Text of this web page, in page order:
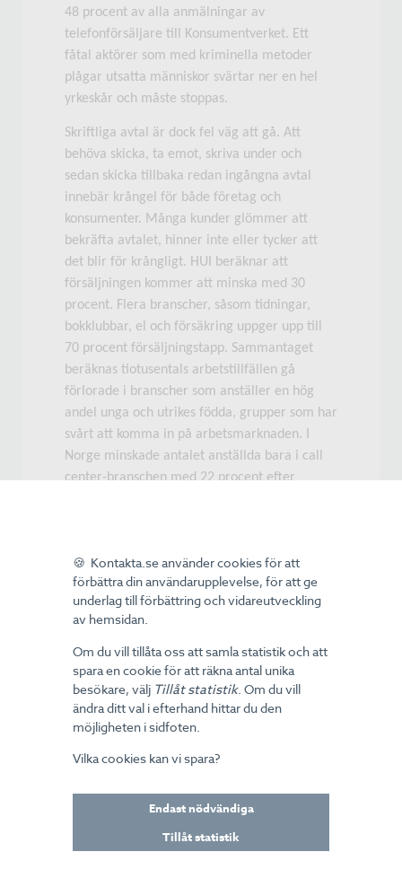
48 procent av alla anmälningar av
telefonförsäljare till Konsumentverket. Ett
fåtal aktörer som med kriminella metoder
plågar utsatta människor svärtar ner en hel
yrkeskår och måste stoppas.
Skriftliga avtal är dock fel väg att gå. Att
behöva skicka, ta emot, skriva under och
sedan skicka tillbaka redan ingångna avtal
innebär krångel för både företag och
konsumenter. Många kunder glömmer att
bekräfta avtalet, hinner inte eller tycker att
det blir för krångligt. HUI beräknar att
försäljningen kommer att minska med 30
procent. Flera branscher, såsom tidningar,
bokklubbar, el och försäkring uppger upp till
70 procent försäljningstapp. Sammantaget
beräknas tiotusentals arbetstillfällen gå
förlorade i branscher som anställer en hög
andel unga och utrikes födda, grupper som har
svårt att komma in på arbetsmarknaden. I
Norge minskade antalet anställda bara i call
center-branschen med 22 procent efter
Det finns bättre sätt att komma till rätta med
de problemen. Vi håller med debattörerna om
vikten av att ge konsumenten betänketid och
1. En reglerad skriftlig avtalsbekräftelse med
tydlig information om den lagstadgade
ångerrätten.
tillgängliggörs för både säljare och köpare för
att öka incitamenten för seriöst genomförda
🍪 Kontakta.se använder cookies för att
förbättra din användarupplevelse, för att ge
underlag till förbättring och vidareutveckling
av hemsidan.
Om du vill tillåta oss att samla statistik och att
spara en cookie för att räkna antal unika
besökare, välj Tillåt statistik. Om du vill
ändra ditt val i efterhand hittar du den
möjligheten i sidfoten.
Vilka cookies kan vi spara?
Endast nödvändiga
Tillåt statistik